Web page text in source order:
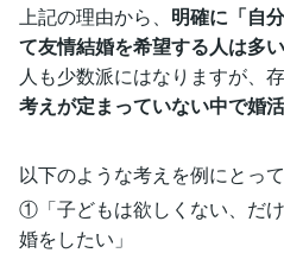
上記の理由から、 明確に「自
て友情結婚を希望する人は多い
人も少数派にはなりますが、
考えが定まっていない中で婚
以下のような考えを例にとっ
①「子どもは欲しくない、だ
婚をしたい」